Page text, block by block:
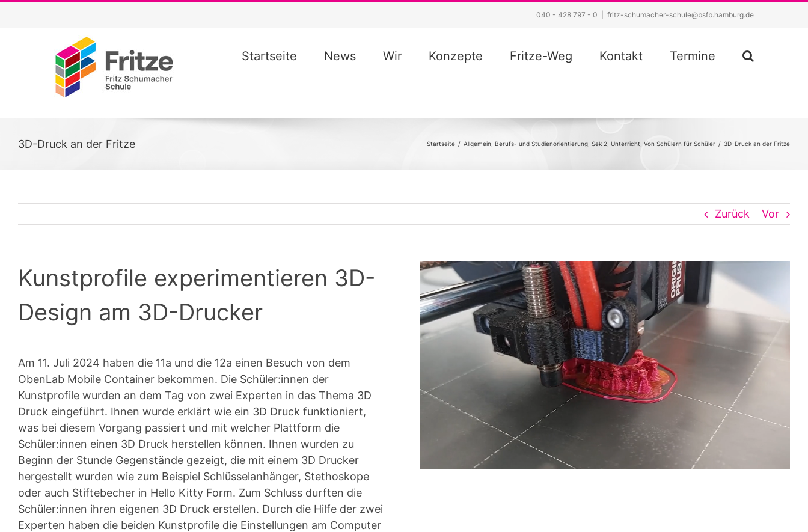
040 - 428 797 - 0 fritz-schumacher-schule@bsfb.hamburg.de
Startseite News Wir Konzepte Fritze-Weg Kontakt Termine
3D-Druck an der Fritze Startseite / Allgemein Berufs- und Studienorientierung Sek 2 Unterricht Von Schülern für Schüler / 3D-Druck an der Fritze
Zurück Vor
Kunstprofile experimentieren 3D-
Design am 3D-Drucker
Am 11. Juli 2024 haben die 11a und die 12a einen Besuch von dem
ObenLab Mobile Container bekommen. Die Schüler:innen der
Kunstprofile wurden an dem Tag von zwei Experten in das Thema 3D
Druck eingeführt. Ihnen wurde erklärt wie ein 3D Druck funktioniert,
was bei diesem Vorgang passiert und mit welcher Plattform die
Schüler:innen einen 3D Druck herstellen können. Ihnen wurden zu
Beginn der Stunde Gegenstände gezeigt, die mit einem 3D Drucker
hergestellt wurden wie zum Beispiel Schlüsselanhänger, Stethoskope
oder auch Stiftebecher in Hello Kitty Form. Zum Schluss durften die
Schüler:innen ihren eigenen 3D Druck erstellen. Durch die Hilfe der zwei
Experten haben die beiden Kunstprofile die Einstellungen am Computer